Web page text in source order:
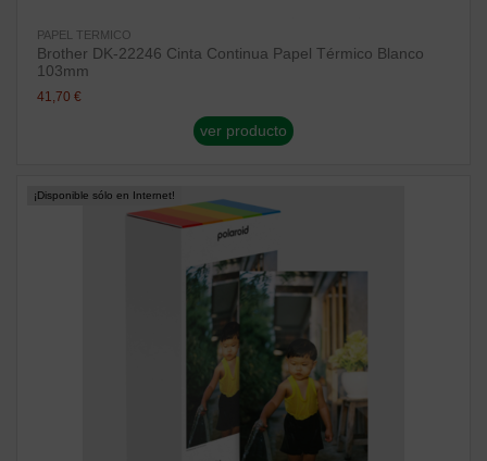
PAPEL TERMICO
Brother DK-22246 Cinta Continua Papel Térmico Blanco
103mm
41,70 €
ver producto
¡Disponible sólo en Internet!